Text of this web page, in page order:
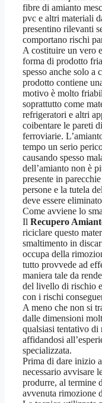
fibre di amianto
pvc e altri materiali
presentino rilevanti
comportano rischi
A costituire un vero
forma di prodotto
spesso anche solo a
prodotto contiene
motivo è molto
soprattutto come
refrigeratori e altri
coibentare le pareti
ferroviarie.
tempo un serio
causando spesso
dell’amianto non è
presente in
persone e la tutela
deve essere
Come avviene lo
Il Recupero
riciclare questo
smaltimento in
occupa della
tutto provvede ad
maniera tale da
del livello di rischio
con i rischi
A meno che non si
dalle dimensioni
qualsiasi tentativo di
affidandosi
specializzata.
Prima di dare inizio
necessario avvisare
produrre, al termine
avvenuta rimozione